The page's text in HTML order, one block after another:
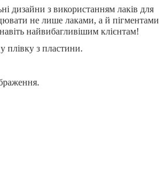
дизайни з використанням лаків для
не лише лаками, а й пігментами
найвибагливішим клієнтам!
плівку з пластини.